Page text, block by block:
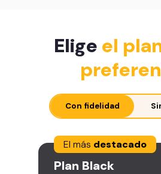
Elige el
Con fidelidad
El más destacado
Plan Black